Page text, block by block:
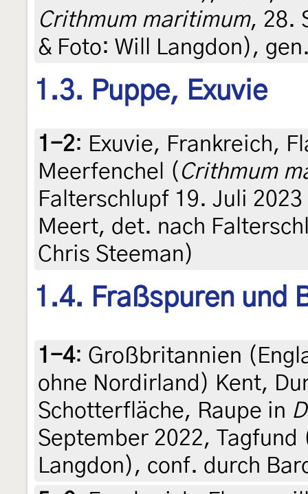
Crithmum maritimum, 28.
& Foto: Will Langdon),
1.3. Puppe, Exuvie
1-2: Exuvie, Frankreich,
Meerfenchel ( Crithmum
Falterschlupf 19. Juli
Meert, det. nach
Chris Steeman)
1.4. Fraßspuren und
1-4: Großbritannien
ohne Nordirland) Kent,
Schotterfläche, Raupe in
September 2022,
Langdon), conf. durch